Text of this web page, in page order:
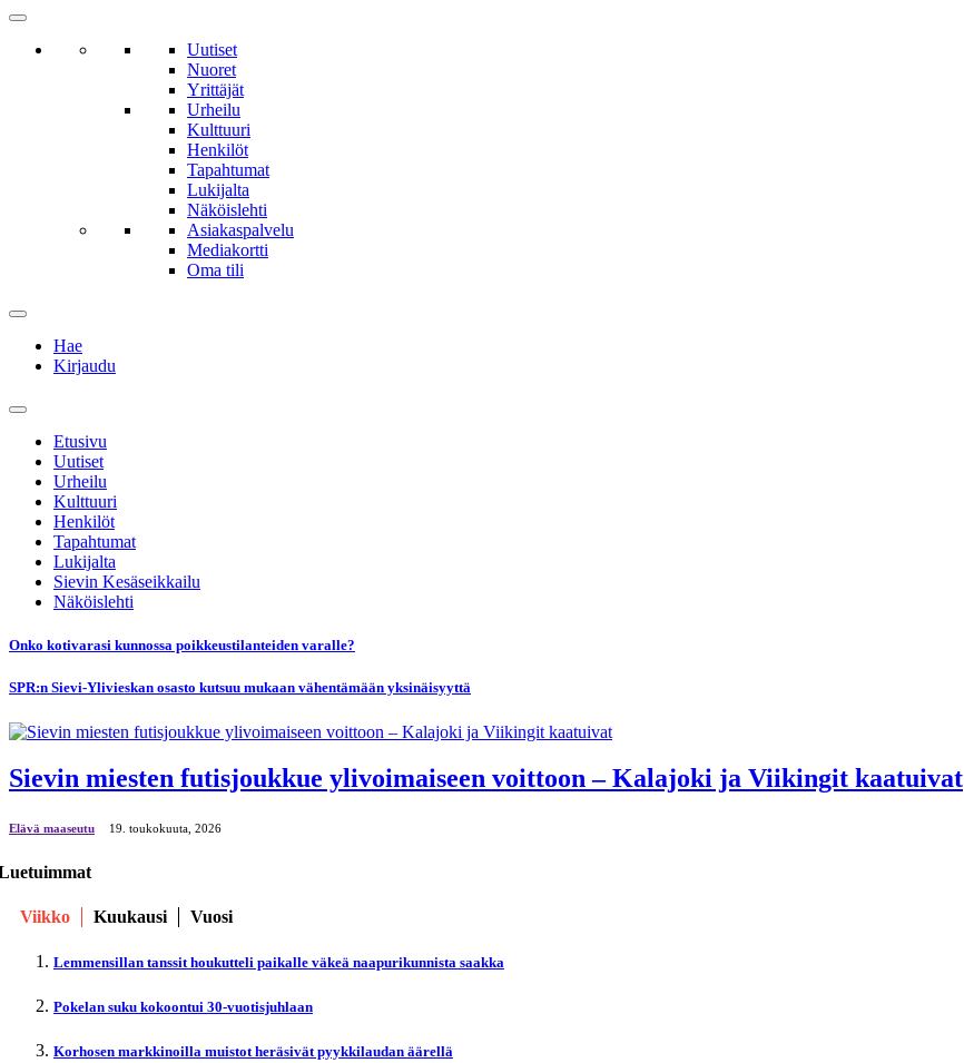
Uutiset
Nuoret
Yrittäjät
Urheilu
Kulttuuri
Henkilöt
Tapahtumat
Lukijalta
Näköislehti
Asiakaspalvelu
Mediakortti
Oma tili
Hae
Kirjaudu
Etusivu
Uutiset
Urheilu
Kulttuuri
Henkilöt
Tapahtumat
Lukijalta
Sievin Kesäseikkailu
Näköislehti
Onko kotivarasi kunnossa poikkeustilanteiden varalle?
SPR:n Sievi-Ylivieskan osasto kutsuu mukaan vähentämään yksinäisyyttä
Sievin miesten futisjoukkue ylivoimaiseen voittoon – Kalajoki ja Viikingit kaatuivat
Elävä maaseutu 19. toukokuuta, 2026
Viikko Kuukausi Vuosi
Lemmensillan tanssit houkutteli paikalle väkeä naapurikunnista saakka
Pokelan suku kokoontui 30-vuotisjuhlaan
Korhosen markkinoilla muistot heräsivät pyykkilaudan äärellä